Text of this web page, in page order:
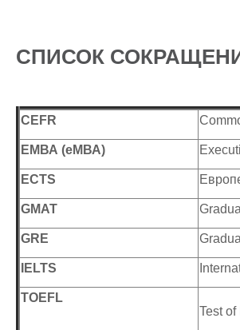
СПИСОК
CEFR
E МВА (еМВА)
ЕСТS
GMAT
GRE
IELTS
TOEFL
Test